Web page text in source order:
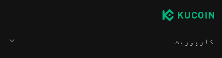
کارپوریٹ